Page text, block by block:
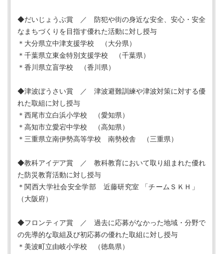
◆だいじょうぶ賞 ／ 防犯や街の身近な安全、安心・安全
なまちづくりを目指す優れた活動に対し授与
＊大分県立中津支援学校 （大分県）
＊千葉県立東金特別支援学校 （千葉県）
＊香川県立盲学校 （香川県）
◆津波ぼうさい賞 ／ 津波避難訓練や津波対策に対する優
れた取組に対し授与
＊西尾市立白浜小学校 （愛知県）
＊高知市立愛宕中学校 （高知県）
＊三重県立南伊勢高等学校 南勢校舎 （三重県）
◆教科アイデア賞 ／ 教科教育において取り組まれた優れ
た防災教育活動に対し授与
＊関西大学社会安全学部 近藤研究室 「チームＳＫＨ」
（大阪府）
◆フロンティア賞 ／ 過去に応募がなかった地域・分野で
の先導的な取組及び初応募の優れた取組に対し授与
＊美波町立由岐小学校 （徳島県）